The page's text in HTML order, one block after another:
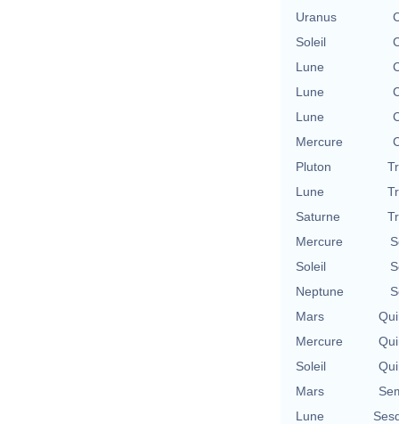
Uranus
Soleil
Lune
Lune
Lune
Mercure
Pluton
Lune
Saturne
Mercure
Soleil
Neptune
Mars
Mercure
Soleil
Mars
Lune